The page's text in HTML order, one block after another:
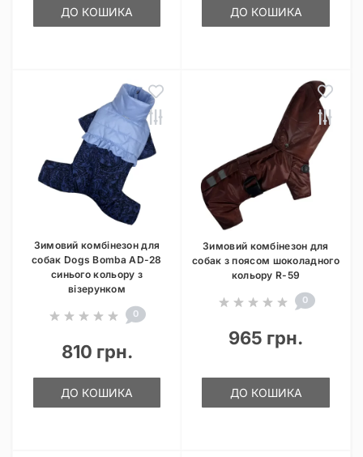
ДО КОШИКА ДО КОШИКА
Зимовий комбінезон для
собак Dogs Bomba AD-28
синього кольору з
візерунком
0
810 грн.
ДО КОШИКА
Зимовий комбінезон для
собак з поясом шоколадного
кольору R-59
0
965 грн.
ДО КОШИКА